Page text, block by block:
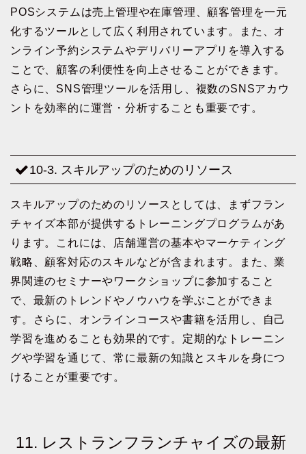
POSシステムは売上管理や在庫管理、顧客管理を一元
化するツールとして広く利用されています。また、オ
ンライン予約システムやデリバリーアプリを導入する
ことで、顧客の利便性を向上させることができます。
さらに、SNS管理ツールを活用し、複数のSNSアカウ
ントを効率的に運営・分析することも重要です。
10-3. スキルアップのためのリソース
スキルアップのためのリソースとしては、まずフラン
チャイズ本部が提供するトレーニングプログラムがあ
ります。これには、店舗運営の基本やマーケティング
戦略、顧客対応のスキルなどが含まれます。また、業
界関連のセミナーやワークショップに参加すること
で、最新のトレンドやノウハウを学ぶことができま
す。さらに、オンラインコースや書籍を活用し、自己
学習を進めることも効果的です。定期的なトレーニン
グや学習を通じて、常に最新の知識とスキルを身につ
けることが重要です。
11. レストランフランチャイズの最新